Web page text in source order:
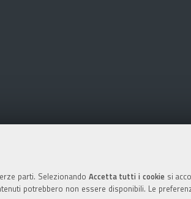
parti. Selezionando Accetta tutti i cookiesi
potrebbero non essere disponibili. Le